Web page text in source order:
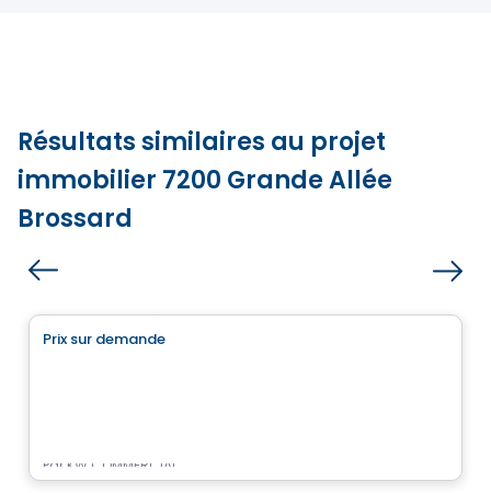
Résultats similaires au projet
immobilier 7200 Grande Allée
Brossard
Prix sur demande
Par KW COMMERCIAL